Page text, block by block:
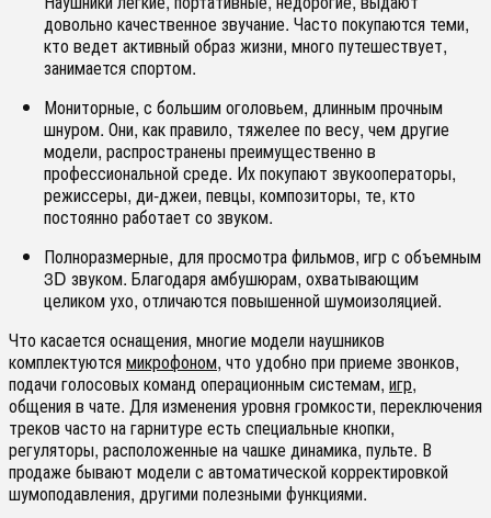
довольно качественное звучание. Часто покупаются теми,
кто ведет активный образ жизни, много путешествует,
занимается спортом.
Мониторные, с большим оголовьем, длинным прочным
шнуром. Они, как правило, тяжелее по весу, чем другие
модели, распространены преимущественно в
профессиональной среде. Их покупают звукооператоры,
режиссеры, ди-джеи, певцы, композиторы, те, кто
постоянно работает со звуком.
Полноразмерные, для просмотра фильмов, игр с объемным
3D звуком. Благодаря амбушюрам, охватывающим
целиком ухо, отличаются повышенной шумоизоляцией.
Что касается оснащения, многие модели наушников
комплектуютсямикрофоном, что удобно при приеме звонков,
подачи голосовых команд операционным системам, игр,
общения в чате. Для изменения уровня громкости, переключения
треков часто на гарнитуре есть специальные кнопки,
регуляторы, расположенные на чашке динамика, пульте. В
продаже бывают модели с автоматической корректировкой
шумоподавления, другими полезными функциями.